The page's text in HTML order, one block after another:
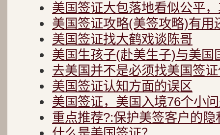
美国签证大包落地看似公平
美国签证攻略(美签攻略)有用
美国签证找大鹤戏谈陈哥
美国生孩子(赴美生子)与美国
去美国并不是必须找美国签
美国签证认知方面的误区
美国签证，美国入境76个小
重点推荐?:保护美签客户的隐